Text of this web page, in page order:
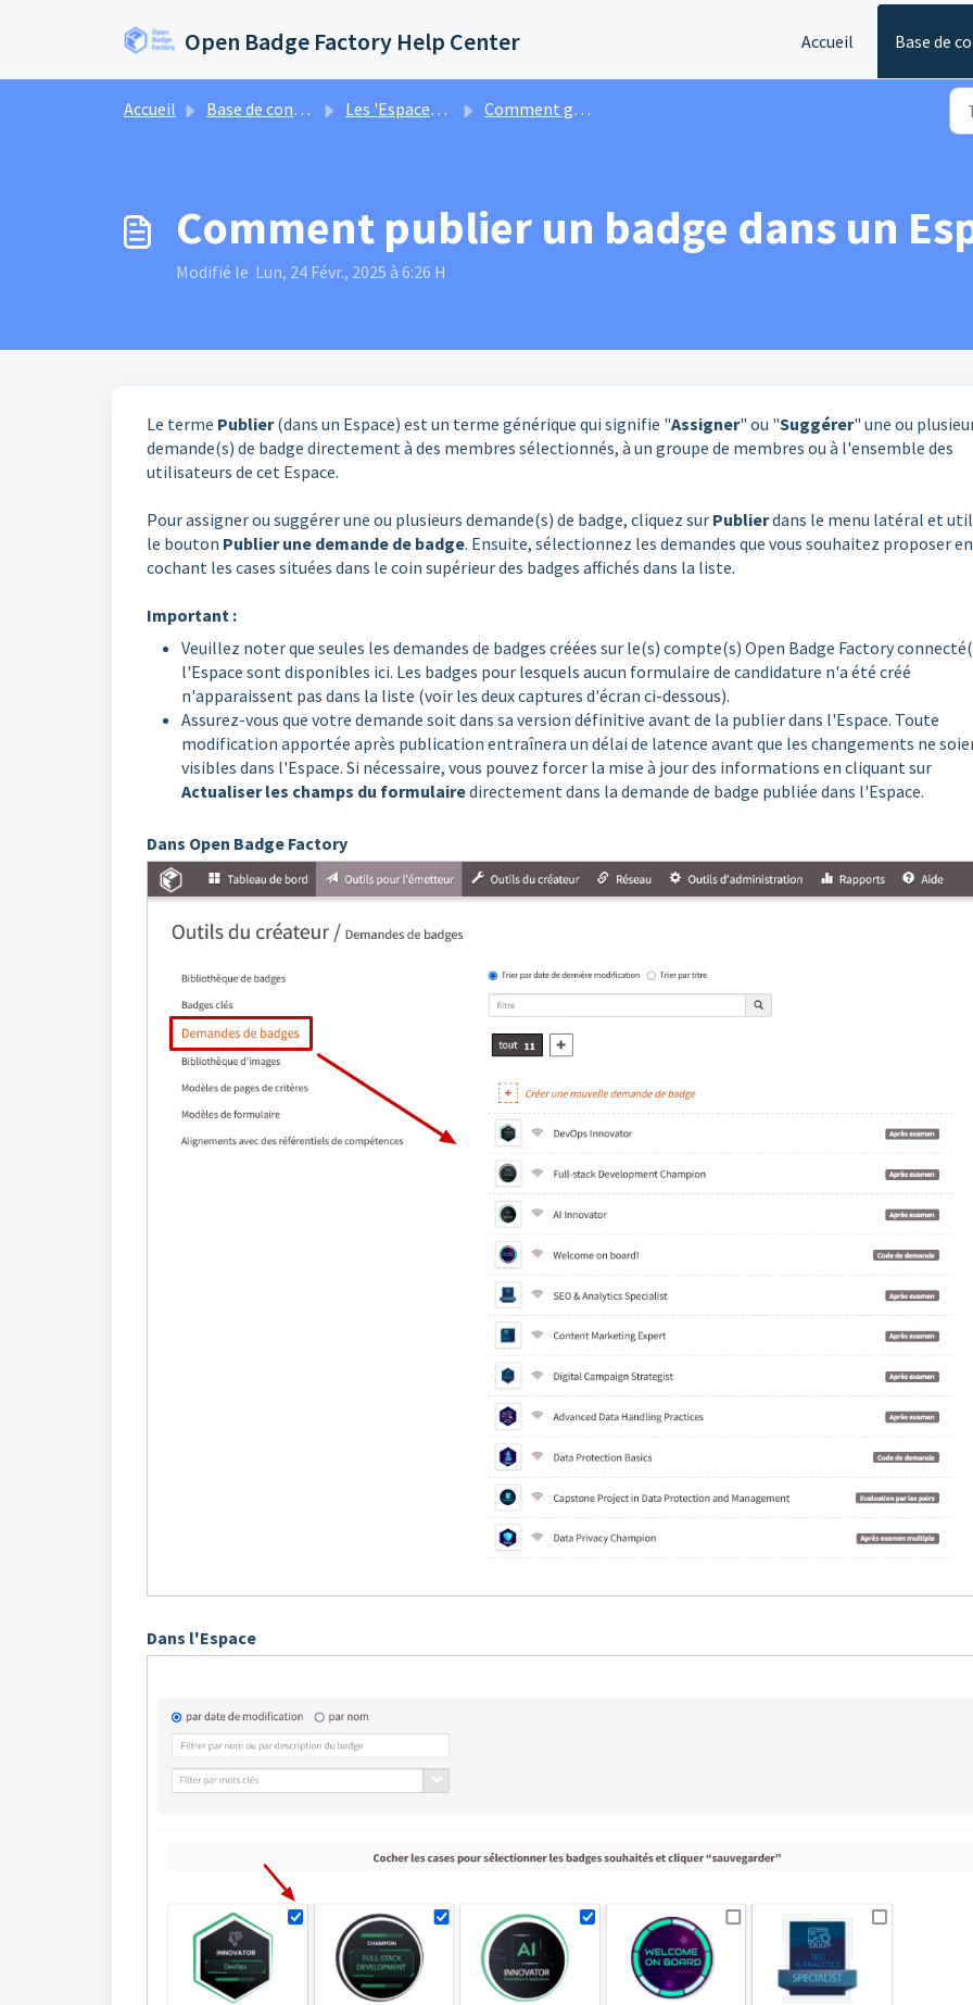
Open Badge Factory Help Center Accueil Base de
Accueil Base de connaissances Les 'Espaces' dans Open Badge Passport Comment gérer les badges dans un Espace ?
Comment publier un badge dans un
Modifié le Lun, 24 Févr., 2025 à 6:26 H
Le terme Publier(dans un Espace) est un terme générique qui signifie "Assigner" ou "Suggérer" une ou
demande(s) de badge directement à des membres sélectionnés, à un groupe de membres ou à l'ensemble des
utilisateurs de cet Espace.
Pour assigner ou suggérer une ou plusieurs demande(s) de badge, cliquez sur Publierdans le menu latéral et
le bouton Publier une demande de badge. Ensuite, sélectionnez les demandes que vous souhaitez proposer en
cochant les cases situées dans le coin supérieur des badges affichés dans la liste.
Important :
Veuillez noter que seules les demandes de badges créées sur le(s) compte(s) Open Badge Factory
l'Espace sont disponibles ici. Les badges pour lesquels aucun formulaire de candidature n'a été créé
n'apparaissent pas dans la liste (voir les deux captures d'écran ci-dessous).
Assurez-vous que votre demande soit dans sa version définitive avant de la publier dans l'Espace. Toute
modification apportée après publication entraînera un délai de latence avant que les changements ne
visibles dans l'Espace. Si nécessaire, vous pouvez forcer la mise à jour des informations en cliquant sur
Actualiser les champs du formulairedirectement dans la demande de badge publiée dans l'Espace.
Dans Open Badge Factory
Dans l'Espace